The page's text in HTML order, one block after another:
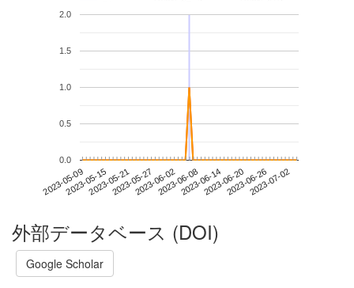
2023-05-092023-05-152023-05-212023-05-272023-06-022023-06-082023-06-142023-06-202023-06-262023-07-02
0.0
0.5
1.0
1.5
2.0
外部データベース (DOI)
Google Scholar